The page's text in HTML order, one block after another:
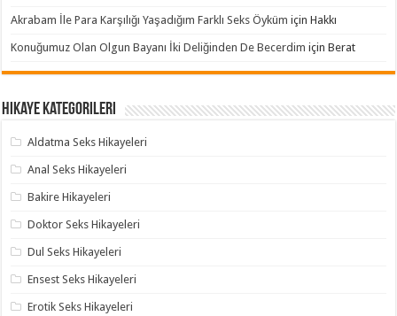
Akrabam İle Para Karşılığı Yaşadığım Farklı Seks Öyküm içinHakkı
Konuğumuz Olan Olgun Bayanı İki Deliğinden De Becerdim içinBerat
Hikaye Kategorileri
Aldatma Seks Hikayeleri
Anal Seks Hikayeleri
Bakire Hikayeleri
Doktor Seks Hikayeleri
Dul Seks Hikayeleri
Ensest Seks Hikayeleri
Erotik Seks Hikayeleri